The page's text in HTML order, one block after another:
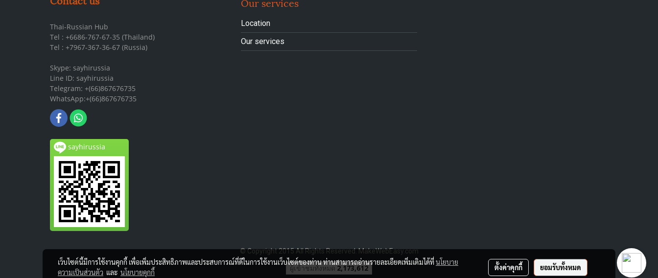
Thai-Russian Hub
Tel : +6686-767-67-35 (Thailand)
Tel : +7967-367-36-67 (Russia)
Skype: sayhirussia
Line ID: sayhirussia
Telegram: +(66)867676735
WhatsApp:+(66)867676735
sayhirussia
Location
Our services
© Copyright 2015 All Rights Reserved. MakeWebEasy.com
ผู้เข้าชมวันนี้ 914
เว็บไซต์นี้มีการใช้งานคุกกี้ เพื่อเพิ่มประสิทธิภาพและประสบการณ์ที่ดีในการใช้งานเว็บไซต์ของท่าน ท่านสามารถอ่านรายละเอียดเพิ่มเติมได้ที่นโยบาย
ความเป็นส่วนตัว และ นโยบายคุกกี้
ตั้งค่าคุกกี้ ยอมรับทั้งหมด